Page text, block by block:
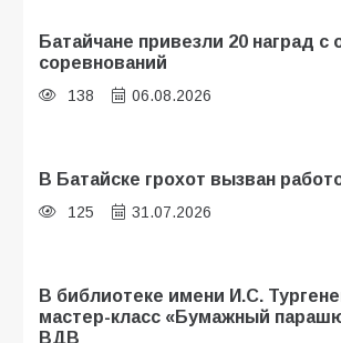
Батайчане привезли 20 наград с
соревнований
138 06.08.2026
В Батайске грохот вызван
125 31.07.2026
В библиотеке имени И.С.
мастер-класс «Бумажный
ВДВ